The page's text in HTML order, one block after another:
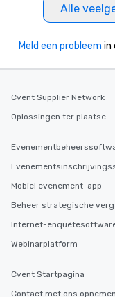
business hours or
after work, we can
needs. Go for as Long or as Short as
You Like Along with
Tours also provides
2.5 hours; our
Alle
Meld een probleem in
Cvent Supplier Network
Oplossingen ter plaatse
Mobiel evenement-app
Beheer strategische
Internet-
Webinarplatform
Cvent Startpagina
Contact met ons opnemen